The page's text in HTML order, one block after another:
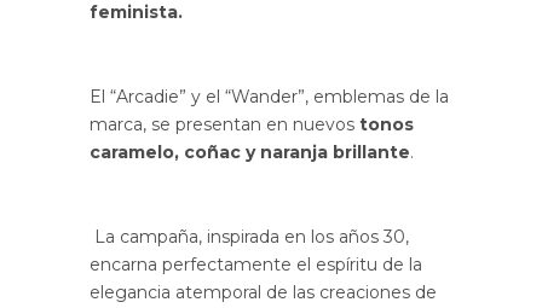
feminista.
El “Arcadie” y el “Wander”, emblemas de la
marca, se presentan en nuevos tonos
caramelo, coñac y naranja brillante.
La campaña, inspirada en los años 30,
encarna perfectamente el espíritu de la
elegancia atemporal de las creaciones de